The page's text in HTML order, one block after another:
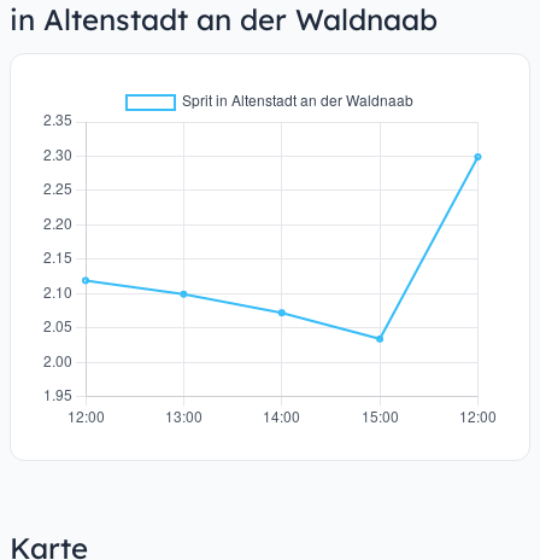
in Altenstadt an der Waldnaab
Karte